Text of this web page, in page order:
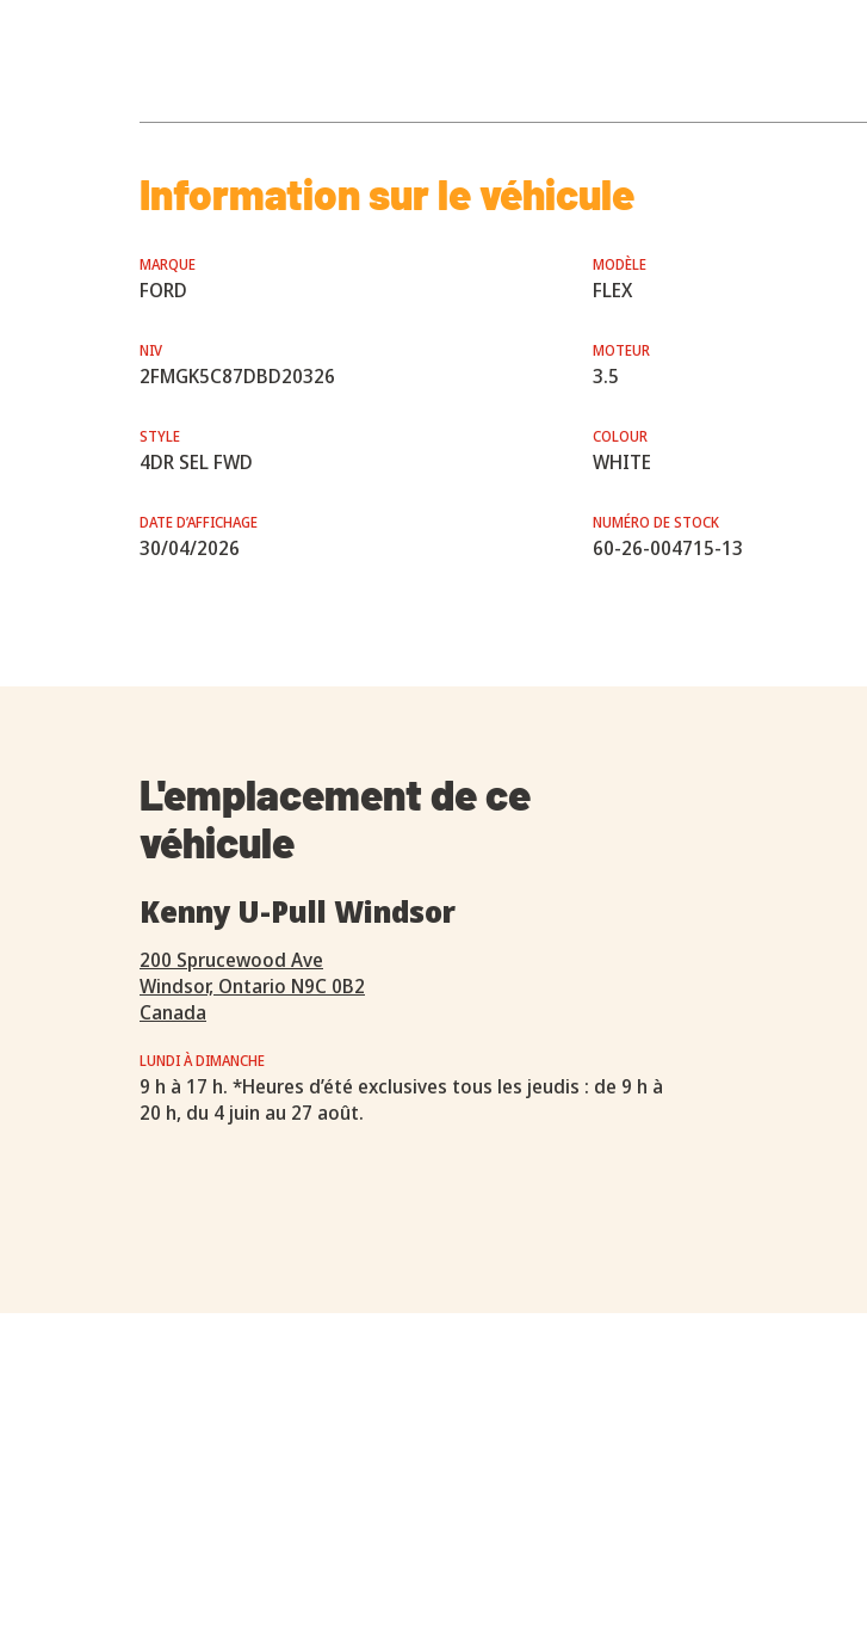
Information sur le véhicule
MARQUE
FORD
MODÈLE
FLEX
NIV
2FMGK5C87DBD20326
MOTEUR
3.5
STYLE
4DR SEL FWD
COLOUR
WHITE
DATE D’AFFICHAGE
30/04/2026
NUMÉRO DE STOCK
60-26-004715-13
L'emplacement de ce
véhicule
Kenny U-Pull Windsor
200 Sprucewood Ave
Windsor, Ontario N9C 0B2
Canada
LUNDI À DIMANCHE
9 h à 17 h. *Heures d’été exclusives tous les jeudis : de 9 h à
20 h, du 4 juin au 27 août.